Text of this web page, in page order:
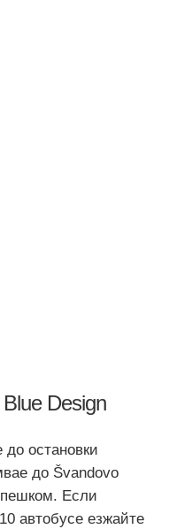
Design
остановки
до Švandovo
пешком. Если
автобусе езжайте